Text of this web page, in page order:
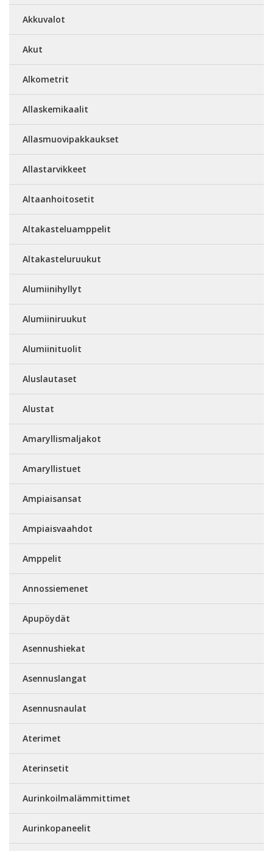
Akkuvalot
Akut
Alkometrit
Allaskemikaalit
Allasmuovipakkaukset
Allastarvikkeet
Altaanhoitosetit
Altakasteluamppelit
Altakasteluruukut
Alumiinihyllyt
Alumiiniruukut
Alumiinituolit
Aluslautaset
Alustat
Amaryllismaljakot
Amaryllistuet
Ampiaisansat
Ampiaisvaahdot
Amppelit
Annossiemenet
Apupöydät
Asennushiekat
Asennuslangat
Asennusnaulat
Aterimet
Aterinsetit
Aurinkoilmalämmittimet
Aurinkopaneelit